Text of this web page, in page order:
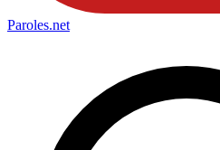
Paroles.net